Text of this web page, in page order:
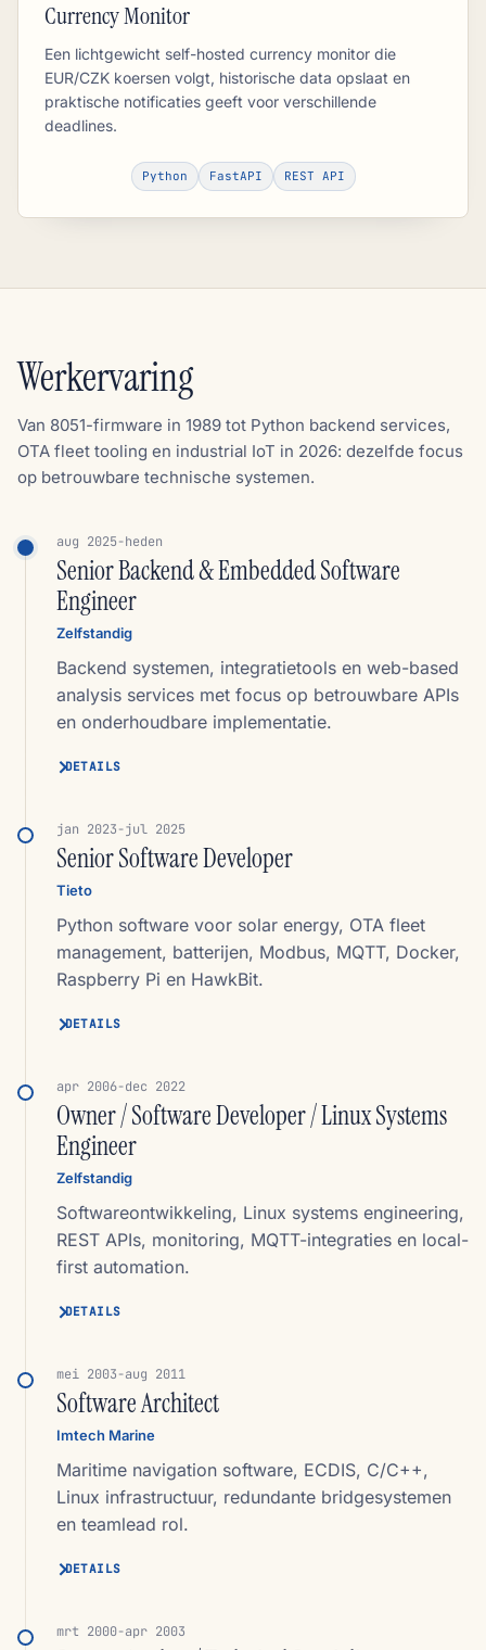
Currency Monitor
Een lichtgewicht self-hosted currency monitor die
EUR/CZK koersen volgt, historische data opslaat en
praktische notificaties geeft voor verschillende
deadlines.
Python FastAPI REST API
Werkervaring
Van 8051-firmware in 1989 tot Python backend services,
OTA fleet tooling en industrial IoT in 2026: dezelfde focus
op betrouwbare technische systemen.
aug 2025-heden
Senior Backend & Embedded Software
Engineer
Zelfstandig
Backend systemen, integratietools en web-based
analysis services met focus op betrouwbare APIs
en onderhoudbare implementatie.
DETAILS
jan 2023-jul 2025
Senior Software Developer
Tieto
Python software voor solar energy, OTA fleet
management, batterijen, Modbus, MQTT, Docker,
Raspberry Pi en HawkBit.
DETAILS
apr 2006-dec 2022
Owner / Software Developer / Linux Systems
Engineer
Zelfstandig
Softwareontwikkeling, Linux systems engineering,
REST APIs, monitoring, MQTT-integraties en local-
first automation.
DETAILS
mei 2003-aug 2011
Software Architect
Imtech Marine
Maritime navigation software, ECDIS, C/C++,
Linux infrastructuur, redundante bridgesystemen
en teamlead rol.
DETAILS
mrt 2000-apr 2003